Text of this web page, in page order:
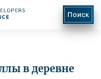
Поиск
в деревне